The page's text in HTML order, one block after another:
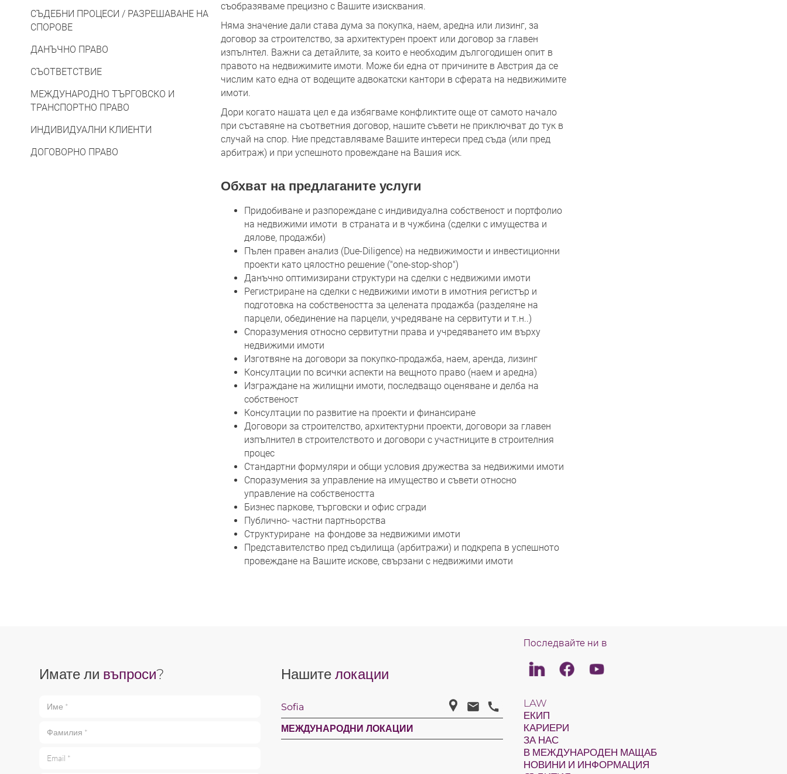
СЪДЕБНИ ПРОЦЕСИ / РАЗРЕШАВАНЕ НА
СПОРОВЕ
ДАНЪЧНО ПРАВО
СЪОТВЕТСТВИЕ
МЕЖДУНАРОДНО ТЪРГОВСКО И
ТРАНСПОРТНО ПРАВО
ИНДИВИДУАЛНИ КЛИЕНТИ
ДОГОВОРНО ПРАВО
съобразяваме прецизно с Вашите изисквания.
Няма значение дали става дума за покупка, наем, аредна или лизинг, за
договор за строителство, за архитектурен проект или договор за главен
изпълнтел. Важни са детайлите, за които е необходим дългогодишен опит в
правото на недвижимите имоти. Може би една от причините в Австрия да се
числим като една от водещите адвокатски кантори в сферата на недвижимите
имоти.
Дори когато нашата цел е да избягваме конфликтите още от самото начало
при съставяне на съответния договор, нашите съвети не приключват до тук в
случай на спор. Ние представляваме Вашите интереси пред съда (или пред
арбитраж) и при успешното провеждане на Вашия иск.
Обхват на предлаганите услуги
Придобиване и разпореждане с индивидуална собственост и портфолио
на недвижими имоти в страната и в чужбина (сделки с имущества и
дялове, продажби)
Пълен правен анализ (Due-Diligence) на недвижимости и инвестиционни
проекти като цялостно решение ("one-stop-shop")
Данъчно оптимизирани структури на сделки с недвижими имоти
Регистриране на сделки с недвижими имоти в имотния регистър и
подготовка на собствеността за целената продажба (разделяне на
парцели, обединение на парцели, учредяване на сервитути и т.н..)
Споразумения относно сервитутни права и учредяването им върху
недвижими имоти
Изготвяне на договори за покупко-продажба, наем, аренда, лизинг
Консултации по всички аспекти на вещното право (наем и аредна)
Изграждане на жилищни имоти, последващо оценяване и делба на
собственост
Консултации по развитие на проекти и финансиране
Договори за строителство, архитектурни проекти, договори за главен
изпълнител в строителството и договори с участниците в строителния
процес
Стандартни формуляри и общи условия дружества за недвижими имоти
Споразумения за управление на имущество и съвети относно
управление на собствеността
Бизнес паркове, търговски и офис сгради
Публично- частни партньорства
Структуриране на фондове за недвижими имоти
Представителство пред съдилища (арбитражи) и подкрепа в успешното
провеждане на Вашите искове, свързани с недвижими имоти
Имате ли въпроси?
Име *
Фамилия *
Email *
Нашителокации
Sofia
МЕЖДУНАРОДНИ ЛОКАЦИИ
Последвайте ни в
LinkedinFacebookYoutube
LAW
ЕКИП
КАРИЕРИ
ЗА НАС
В МЕЖДУНАРОДЕН МАЩАБ
НОВИНИ И ИНФОРМАЦИЯ